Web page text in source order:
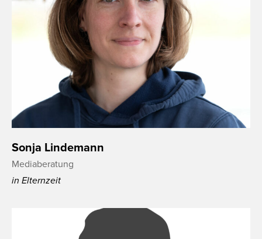
Sonja Lindemann
Mediaberatung
in Elternzeit